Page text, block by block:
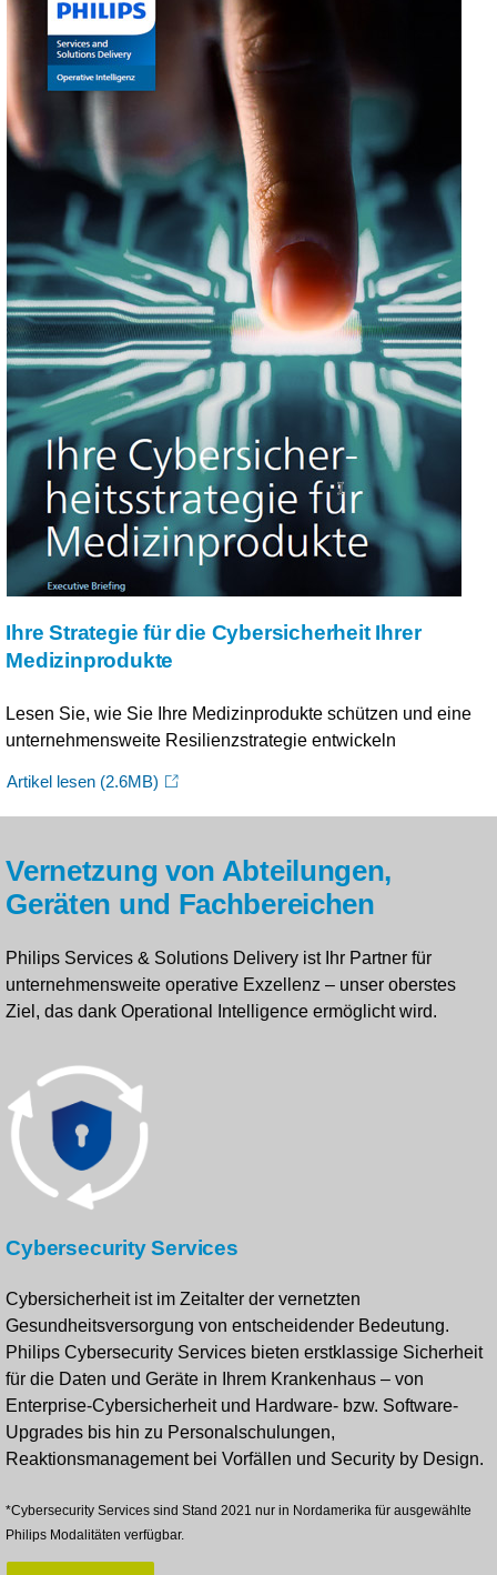
Ihre Strategie für die Cybersicherheit Ihrer
Medizinprodukte
Lesen Sie, wie Sie Ihre Medizinprodukte schützen und eine
unternehmensweite Resilienzstrategie entwickeln
Artikel lesen (2.6MB)
Vernetzung von Abteilungen,
Geräten und Fachbereichen
Philips Services & Solutions Delivery ist Ihr Partner für
unternehmensweite operative Exzellenz – unser oberstes
Ziel, das dank Operational Intelligence ermöglicht wird.
Cybersecurity Services
Cybersicherheit ist im Zeitalter der vernetzten
Gesundheitsversorgung von entscheidender Bedeutung.
Philips Cybersecurity Services bieten erstklassige Sicherheit
für die Daten und Geräte in Ihrem Krankenhaus – von
Enterprise-Cybersicherheit und Hardware- bzw. Software-
Upgrades bis hin zu Personalschulungen,
Reaktionsmanagement bei Vorfällen und Security by Design.
*Cybersecurity Services sind Stand 2021 nur in Nordamerika für ausgewählte
Philips Modalitäten verfügbar.